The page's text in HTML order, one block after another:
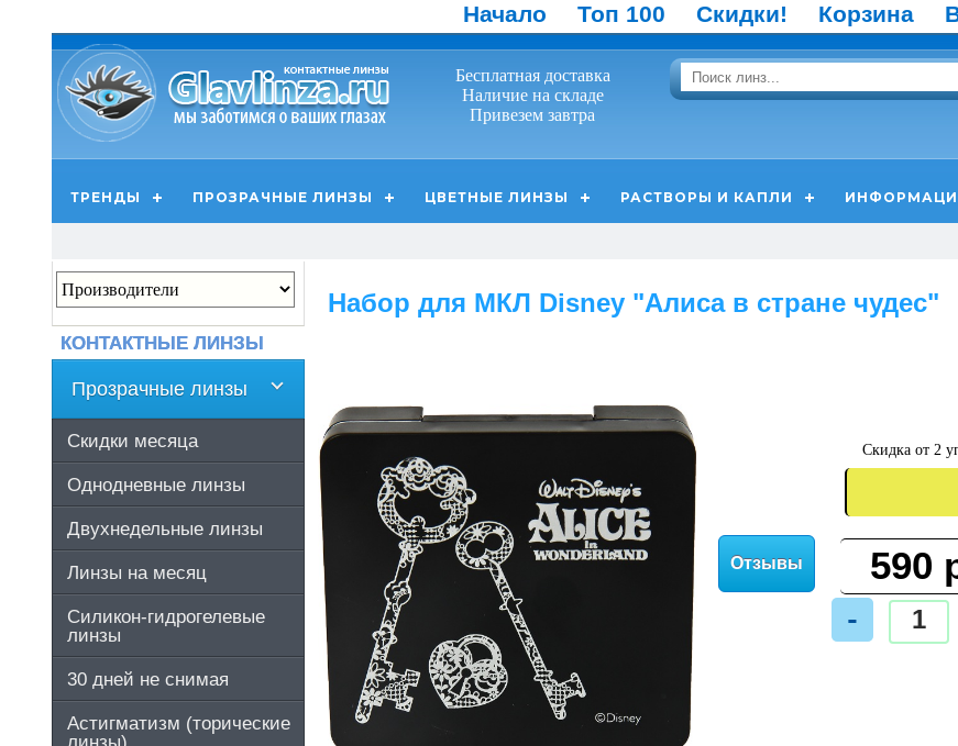
Начало Топ 100 Скидки! Корзина
Бесплатная доставка
Наличие на складе
Привезем завтра
ТРЕНДЫ ПРОЗРАЧНЫЕ ЛИНЗЫ ЦВЕТНЫЕ ЛИНЗЫ РАСТВОРЫ И КАПЛИ
Набор для МКЛ Disney "Алиса в стране чудес"
Скидка от 2
Отзывы
-
КОНТАКТНЫЕ ЛИНЗЫ
Прозрачные линзы
Скидки месяца
Однодневные линзы
Двухнедельные линзы
Линзы на месяц
Силикон-гидрогелевые
линзы
30 дней не снимая
Астигматизм (торические
линзы)